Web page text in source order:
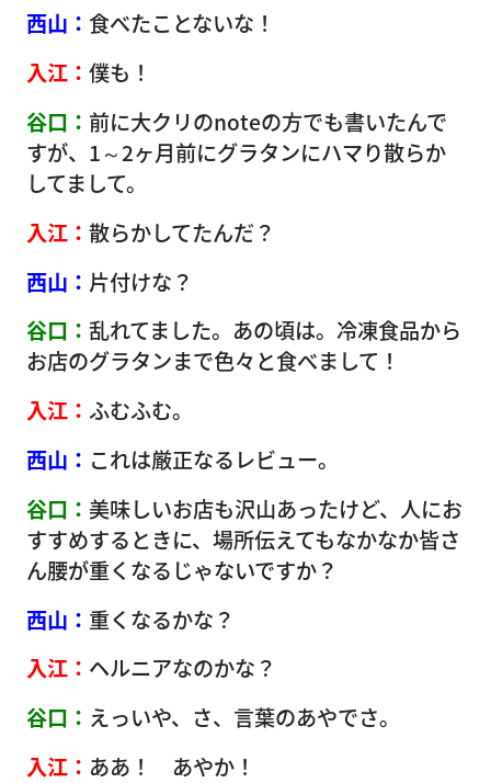
西山： 食べたことないな！
入江： 僕も！
谷口： 前に大クリのnoteの方でも書いたんで
すが、1～2ヶ月前にグラタンにハマり散らか
してまして。
入江： 散らかしてたんだ？
西山： 片付けな？
谷口： 乱れてました。あの頃は。冷凍食品から
お店のグラタンまで色々と食べまして！
入江： ふむふむ。
西山： これは厳正なるレビュー。
谷口： 美味しいお店も沢山あったけど、人にお
すすめするときに、場所伝えてもなかなか皆さ
ん腰が重くなるじゃないですか？
西山： 重くなるかな？
入江： ヘルニアなのかな？
谷口： えっいや、さ、言葉のあやでさ。
入江： ああ！ あやか！